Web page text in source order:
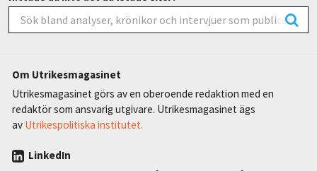
Om Utrikesmagasinet
Utrikesmagasinet görs av en oberoende redaktion med en
redaktör som ansvarig utgivare. Utrikesmagasinet ägs
av Utrikespolitiska institutet.
LinkedIn